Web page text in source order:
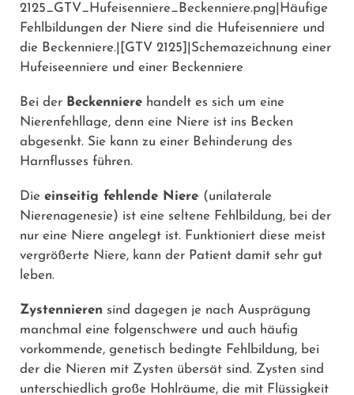
2125_GTV_Hufeisenniere_Beckenniere.png|Häufige
Fehlbildungen der Niere sind die Hufeisenniere und
die Beckenniere.|[GTV 2125]|Schemazeichnung einer
Hufeiseenniere und einer Beckenniere
Bei der Beckenniere handelt es sich um eine
Nierenfehllage, denn eine Niere ist ins Becken
abgesenkt. Sie kann zu einer Behinderung des
Harnflusses führen.
Die einseitig fehlende Niere (unilaterale
Nierenagenesie) ist eine seltene Fehlbildung, bei der
nur eine Niere angelegt ist. Funktioniert diese meist
vergrößerte Niere, kann der Patient damit sehr gut
leben.
Zystennieren sind dagegen je nach Ausprägung
manchmal eine folgenschwere und auch häufig
vorkommende, genetisch bedingte Fehlbildung, bei
der die Nieren mit Zysten übersät sind. Zysten sind
unterschiedlich große Hohlräume, die mit Flüssigkeit